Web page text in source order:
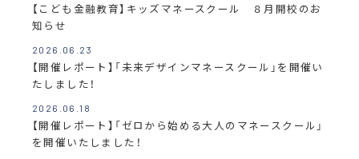
【こども金融教育】キッズマネースクール ８月開校のお
知らせ
2026.06.23
【開催レポート】「未来デザインマネースクール」を開催い
たしました！
2026.06.18
【開催レポート】「ゼロから始める大人のマネースクール」
を開催いたしました！